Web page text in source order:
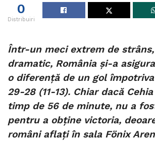
0
Distribuiri
Într-un meci extrem de
dramatic, România și-a
o diferență de un gol
29-28 (11-13). Chiar dacă
timp de 56 de minute, nu a
pentru a obține victoria,
români aflați în sala Fönix